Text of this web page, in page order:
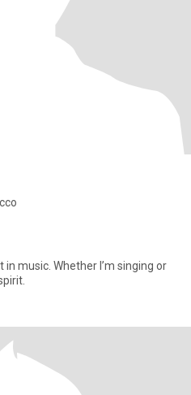
music. Whether I’m singing or